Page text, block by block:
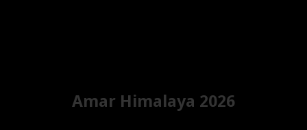
Amar Himalaya 2026